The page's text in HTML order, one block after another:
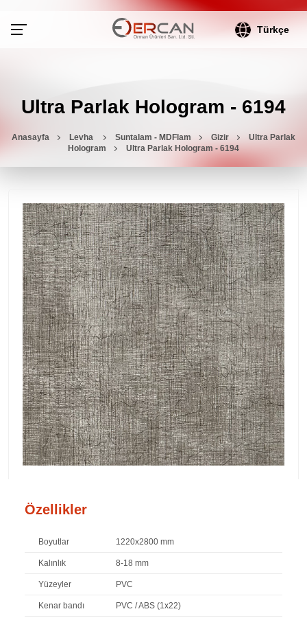
Türkçe
Ultra Parlak Hologram - 6194
Anasayfa Levha Suntalam - MDFlam Gizir
Ultra Parlak
Hologram
Ultra Parlak Hologram - 6194
Özellikler
Boyutlar 1220x2800 mm
Kalınlık 8-18 mm
Yüzeyler PVC
Kenar bandı PVC / ABS (1x22)